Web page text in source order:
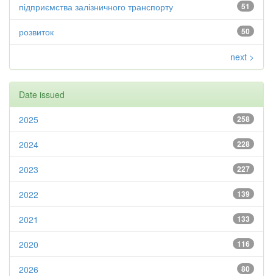
51
підприємства залізничного транспорту
50
розвиток
next >
Date issued
258
2025
228
2024
227
2023
139
2022
133
2021
116
2020
80
2026